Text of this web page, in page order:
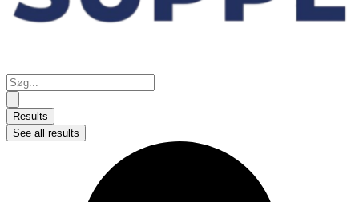
Search
...
Results
See all results